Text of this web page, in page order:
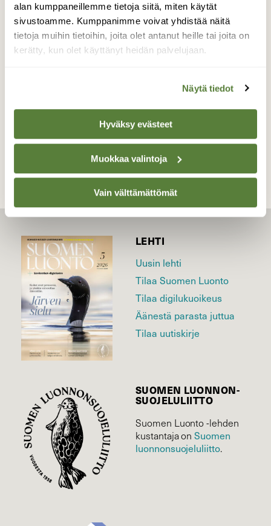
alan kumppaneillemme tietoja siitä, miten käytät
sivustoamme. Kumppanimme voivat yhdistää näitä
tietoja muihin tietoihin, joita olet antanut heille tai joita on
kerätty, kun olet käyttänyt heidän palvelujaan.
Näytä tiedot
Hyväksy evästeet
Muokkaa valintoja
Vain välttämättömät
Pesintä keskellä kaupunkia onnistui ja
ainakin kaksi poikasta oli emon selässä
kyydissä.
TAKAISIN LISTAAN
LEHTI
Uusin lehti
Tilaa Suomen Luonto
Tilaa digilukuoikeus
Äänestä parasta juttua
Tilaa uutiskirje
SUOMEN LUONNON­
SUOJELU­LIITTO
Suomen Luonto -lehden
kustantaja onSuomen
luonnonsuojelu­liitto.